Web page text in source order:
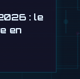
: le
en